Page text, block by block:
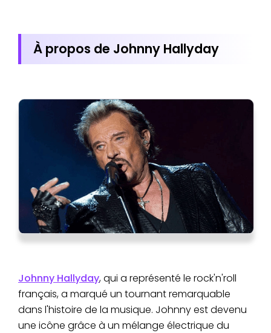
À propos de Johnny Hallyday
Johnny Hallyday, qui a représenté le rock'n'roll
français, a marqué un tournant remarquable
dans l'histoire de la musique. Johnny est devenu
une icône grâce à un mélange électrique du